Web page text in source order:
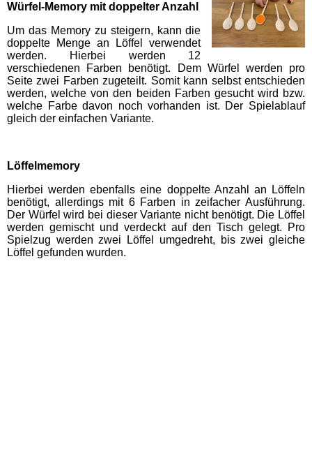
Würfel-Memory mit doppelter Anzahl
Um das Memory zu steigern, kann die
doppelte Menge an Löffel verwendet
werden. Hierbei werden 12
verschiedenen Farben benötigt. Dem Würfel werden pro
Seite zwei Farben zugeteilt. Somit kann selbst entschieden
werden, welche von den beiden Farben gesucht wird bzw.
welche Farbe davon noch vorhanden ist. Der Spielablauf
gleich der einfachen Variante.
Löffelmemory
Hierbei werden ebenfalls eine doppelte Anzahl an Löffeln
benötigt, allerdings mit 6 Farben in zeifacher Ausführung.
Der Würfel wird bei dieser Variante nicht benötigt. Die Löffel
werden gemischt und verdeckt auf den Tisch gelegt. Pro
Spielzug werden zwei Löffel umgedreht, bis zwei gleiche
Löffel gefunden wurden.